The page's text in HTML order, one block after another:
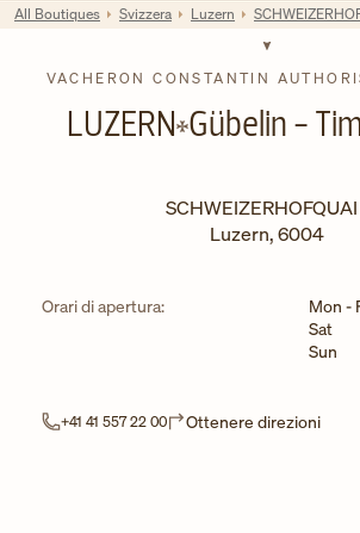
VACHERON CONSTANTIN
LUZERN Gübelin -
SCHWEIZERHOFQUAI
Luzern,6004
Orari di apertura: Mon -
Sat
Sun
+41 41 557 22 00 Ottenere direzioniLink
All Boutiques Svizzera Luzern